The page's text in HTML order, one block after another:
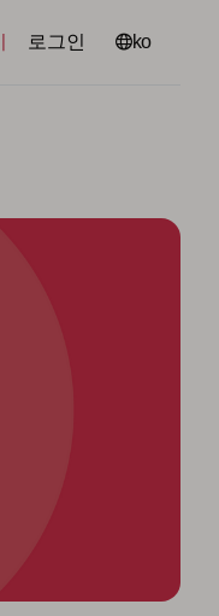
로그인 언어
ko